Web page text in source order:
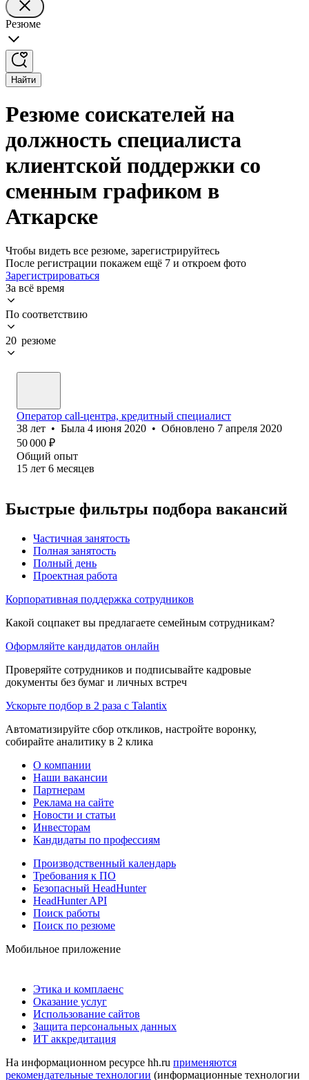
Резюме
Найти
Резюме соискателей на
должность специалиста
клиентской поддержки со
сменным графиком в
Аткарске
Чтобы видеть все резюме, зарегистрируйтесь
После регистрации покажем ещё 7 и откроем фото
Зарегистрироваться
За всё время
По соответствию
20 резюме
Оператор call-центра, кредитный специалист
38 лет • Была 4 июня 2020 • Обновлено 7 апреля 2020
50 000 ₽
Общий опыт
15 лет 6 месяцев
Быстрые фильтры подбора вакансий
Частичная занятость
Полная занятость
Полный день
Проектная работа
Корпоративная поддержка сотрудников
Какой соцпакет вы предлагаете семейным сотрудникам?
Оформляйте кандидатов онлайн
Проверяйте сотрудников и подписывайте кадровые
документы без бумаг и личных встреч
Ускорьте подбор в 2 раза с Talantix
Автоматизируйте сбор откликов, настройте воронку,
собирайте аналитику в 2 клика
О компании
Наши вакансии
Партнерам
Реклама на сайте
Новости и статьи
Инвесторам
Кандидаты по профессиям
Производственный календарь
Требования к ПО
Безопасный HeadHunter
HeadHunter API
Поиск работы
Поиск по резюме
Мобильное приложение
Этика и комплаенс
Оказание услуг
Использование сайтов
Защита персональных данных
ИТ аккредитация
На информационном ресурсе hh.ru применяются
рекомендательные технологии (информационные технологии